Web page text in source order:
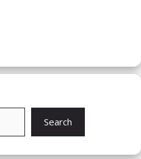
Search